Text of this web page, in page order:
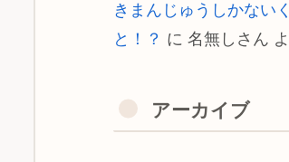
きまんじゅうしかない
と！？ に 名無しさん
アーカイブ